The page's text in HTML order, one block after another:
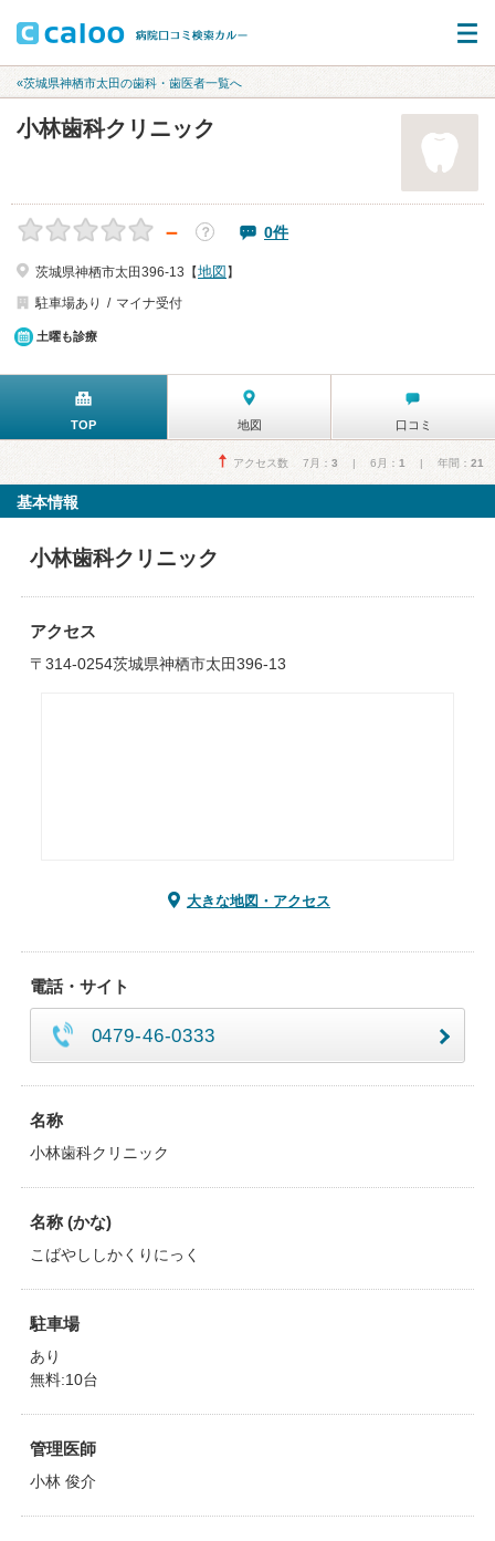
«茨城県神栖市太田の歯科・歯医者一覧へ
小林歯科クリニック
－ ？ 0件
茨城県神栖市太田396-13【地図 】
駐車場あり
マイナ受付
土曜も診療
TOP 地図 口コミ
アクセス数 7月： 3 | 6月： 1 | 年間： 21
基本情報
小林歯科クリニック
アクセス
〒314-0254茨城県神栖市太田396-13
大きな地図・アクセス
電話・サイト
0479-46-0333
名称
小林歯科クリニック
名称 (かな)
こばやししかくりにっく
駐車場
あり
無料:10台
管理医師
小林 俊介